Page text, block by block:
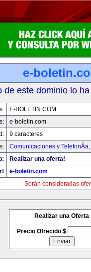
e-
de este dominio lo
E-BOLETIN.COM
e-boletin.com
9 caracteres
Comunicaciones y TelefonÃ­a,
Realizar una oferta!
e-boletin.com
Serán consideradas
Realizar una Oferta
Precio Ofrecido $